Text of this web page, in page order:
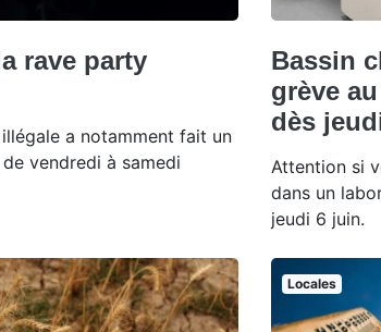
rave party
a notamment fait un
vendredi à samedi
Bassin
grève
dès
Attention si
dans un
jeudi 6 juin.
Locales